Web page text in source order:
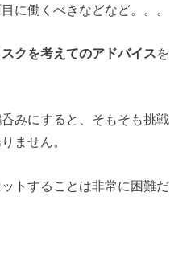
に働くべきなどなど。。。
スクを考えてのアドバイスを
みにすると、そもそも挑戦
ません。
トすることは非常に困難だ